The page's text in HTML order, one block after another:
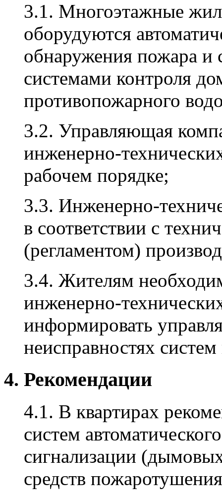
3.1. Многоэтажные
оборудуются
обнаружения пожара и
системами контроля
противопожарного
3.2. Управляющая
инженерно-
рабочем порядке;
3.3. Инженерно-
в соответствии с
(регламентом)
3.4. Жителям
инженерно-
информировать
неисправностях
4. Рекомендации
4.1. В квартирах
систем
сигнализации
средств